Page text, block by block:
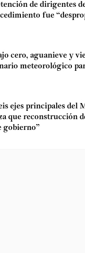
de dirigentes
fue
cero, aguanieve y
meteorológico
ejes principales del
que reconstrucción
gobierno”